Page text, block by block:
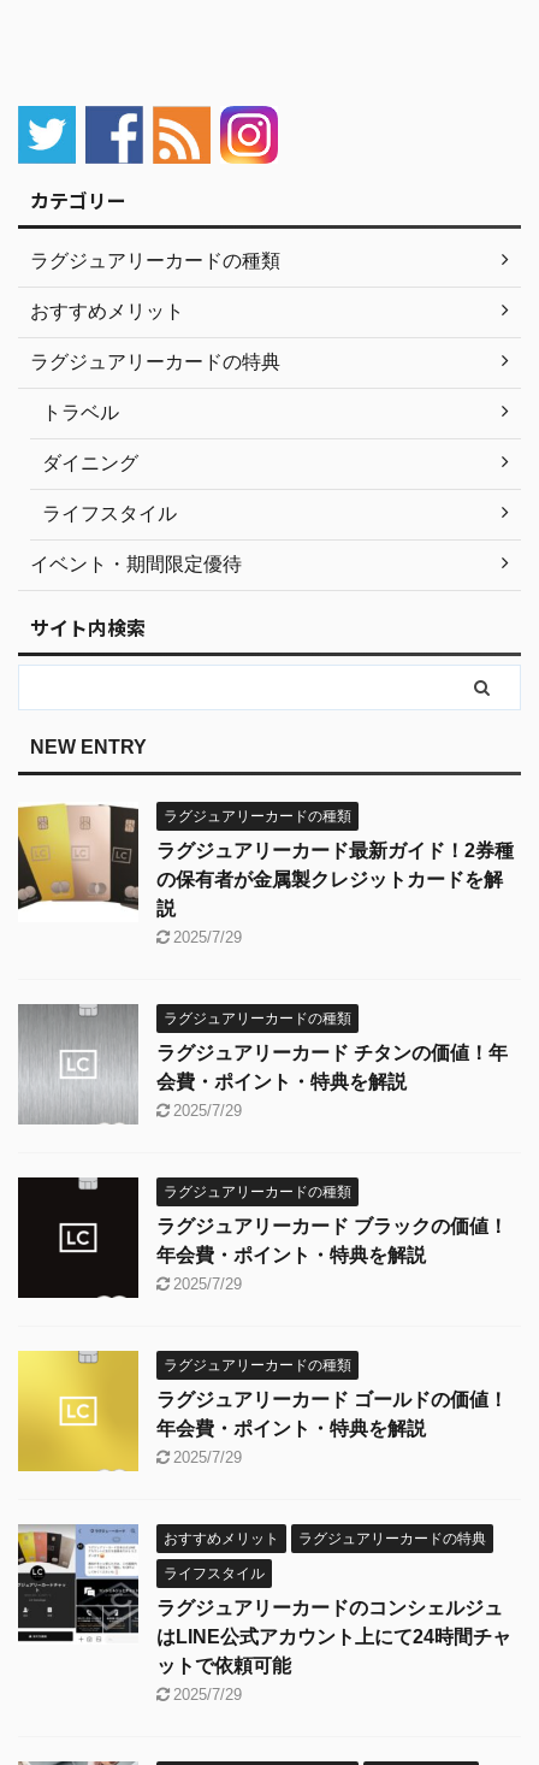
カテゴリー
ラグジュアリーカードの種類
おすすめメリット
ラグジュアリーカードの特典
トラベル
ダイニング
ライフスタイル
イベント・期間限定優待
サイト内検索
NEW ENTRY
ラグジュアリーカードの種類
ラグジュアリーカード最新ガイド！2券種
の保有者が金属製クレジットカードを解
説
2025/7/29
ラグジュアリーカードの種類
ラグジュアリーカード チタンの価値！年
会費・ポイント・特典を解説
2025/7/29
ラグジュアリーカードの種類
ラグジュアリーカード ブラックの価値！
年会費・ポイント・特典を解説
2025/7/29
ラグジュアリーカードの種類
ラグジュアリーカード ゴールドの価値！
年会費・ポイント・特典を解説
2025/7/29
おすすめメリット ラグジュアリーカードの特典
ライフスタイル
ラグジュアリーカードのコンシェルジュ
はLINE公式アカウント上にて24時間チャ
ットで依頼可能
2025/7/29